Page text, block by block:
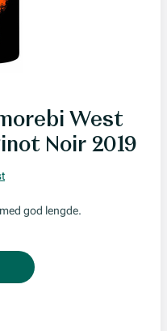
West
Noir 2019
god lengde.